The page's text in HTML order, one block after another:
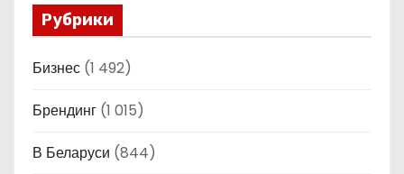
Рубрики
Бизнес (1 492)
Брендинг (1 015)
В Беларуси (844)